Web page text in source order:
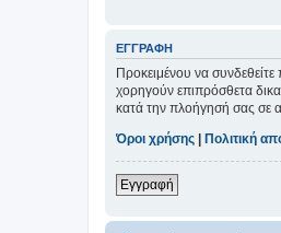
ΕΓΓΡΑΦΉ
Προκειμένου να
χορηγούν επιπρόσθετα
κατά την πλοήγησή σας σε
Όροι χρήσης
Πολιτική
Εγγραφή